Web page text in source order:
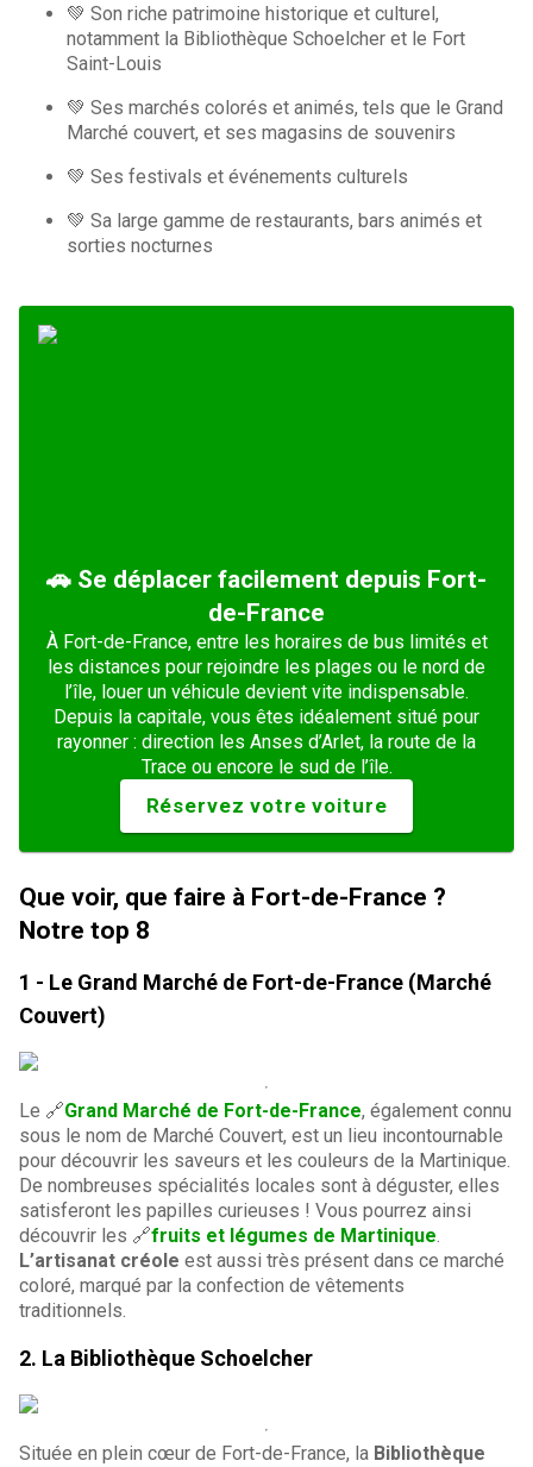
💚 Son riche patrimoine historique et culturel,
notamment la Bibliothèque Schoelcher et le Fort
Saint-Louis
💚 Ses marchés colorés et animés, tels que le Grand
Marché couvert, et ses magasins de souvenirs
💚 Ses festivals et événements culturels
💚 Sa large gamme de restaurants, bars animés et
sorties nocturnes
🚗 Se déplacer facilement depuis Fort-
de-France
À Fort-de-France, entre les horaires de bus limités et
les distances pour rejoindre les plages ou le nord de
l’île, louer un véhicule devient vite indispensable.
Depuis la capitale, vous êtes idéalement situé pour
rayonner : direction les Anses d’Arlet, la route de la
Trace ou encore le sud de l’île.
Réservez votre voiture
Que voir, que faire à Fort-de-France ?
Notre top 8
1 - Le Grand Marché de Fort-de-France (Marché
Couvert)
Le 🔗Grand Marché de Fort-de-France, également connu
sous le nom de Marché Couvert, est un lieu incontournable
pour découvrir les saveurs et les couleurs de la Martinique.
De nombreuses spécialités locales sont à déguster, elles
satisferont les papilles curieuses ! Vous pourrez ainsi
découvrir les 🔗fruits et légumes de Martinique.
L’artisanat créole est aussi très présent dans ce marché
coloré, marqué par la confection de vêtements
traditionnels.
2. La Bibliothèque Schoelcher
Située en plein cœur de Fort-de-France, la Bibliothèque